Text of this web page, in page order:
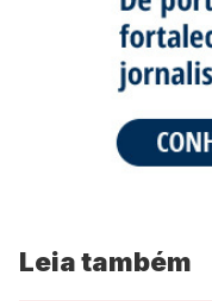
Leia também